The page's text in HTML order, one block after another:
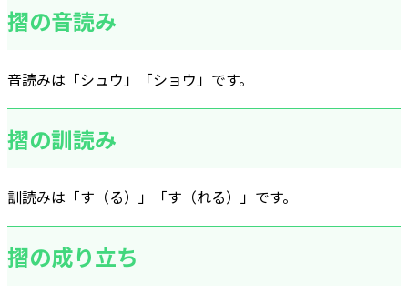
摺の音読み
音読みは「シュウ」「ショウ」です。
摺の訓読み
訓読みは「す（る）」「す（れる）」です。
摺の成り立ち